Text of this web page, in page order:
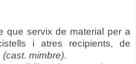
que servix de material per a
i atres recipients, de
(cast. mimbre).